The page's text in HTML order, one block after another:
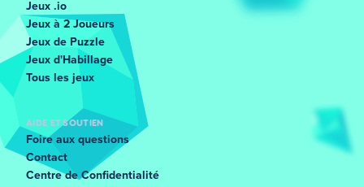
Jeux .io
Jeux à 2 Joueurs
Jeux de Puzzle
Jeux d'Habillage
Tous les jeux
AIDE ET SOUTIEN
Foire aux questions
Contact
Centre de Confidentialité